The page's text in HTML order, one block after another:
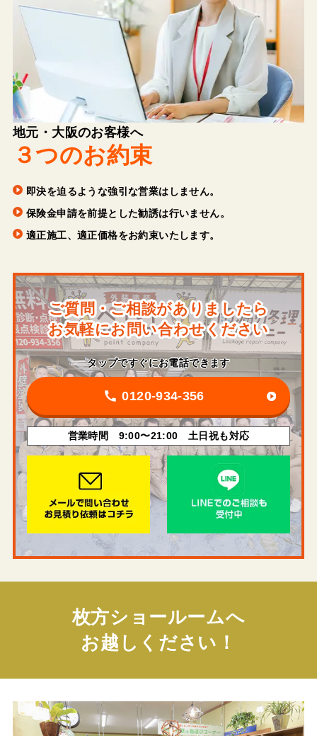
地元・大阪のお客様へ
３つのお約束
即決を迫るような強引な営業はしません。
保険金申請を前提とした勧誘は行いません。
適正施工、適正価格をお約束いたします。
ご質問・ご相談がありましたら
お気軽にお問い合わせください
タップですぐにお電話できます
0120-934-356
営業時間 9:00〜21:00 土日祝も対応
枚方ショールームへ
お越しください！